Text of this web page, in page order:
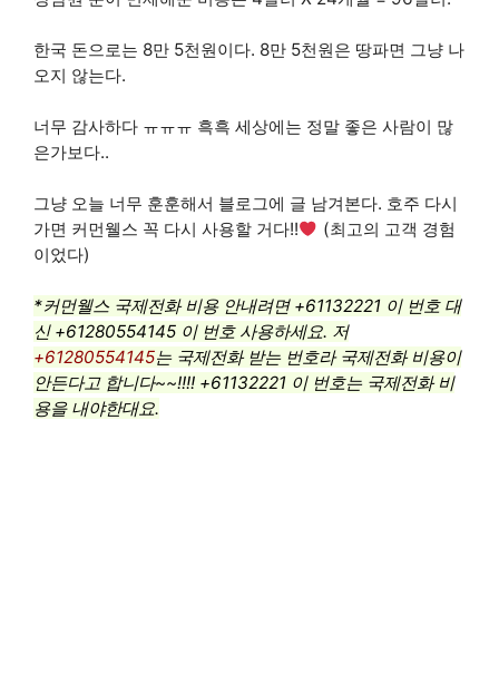
한국 돈으로는 8만 5천원이다. 8만 5천원은 땅파면 그냥 나
오지 않는다.
너무 감사하다 ㅠㅠㅠ 흑흑 세상에는 정말 좋은 사람이 많
은가보다..
그냥 오늘 너무 훈훈해서 블로그에 글 남겨본다. 호주 다시
가면 커먼웰스 꼭 다시 사용할 거다!!
(최고의 고객 경험
이었다)
*커먼웰스 국제전화 비용 안내려면 +61132221 이 번호 대
신 +61280554145 이 번호 사용하세요. 저
+61280554145는 국제전화 받는 번호라 국제전화 비용이
안든다고 합니다~~!!!! +61132221 이 번호는 국제전화 비
용을 내야한대요.